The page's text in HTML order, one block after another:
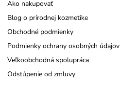
Ako nakupovať
Blog o prírodnej kozmetike
Obchodné podmienky
Podmienky ochrany osobných údajov
Veľkoobchodná spolupráca
Odstúpenie od zmluvy